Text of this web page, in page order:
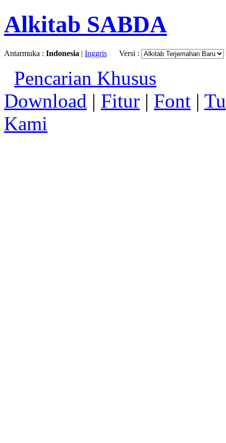
Alkitab SABDA
Antarmuka : Indonesia | Inggris Versi :
Pencarian Khusus
Download | Fitur | Font |
Kami